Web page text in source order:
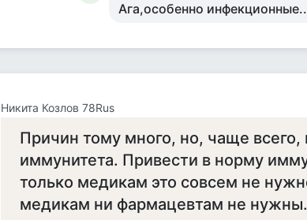
Ага,особенно
Никита Козлов 78Rus
Причин тому много, но, чаще всего,
иммунитета. Привести в норму
только медикам это совсем не
медикам ни фармацевтам не